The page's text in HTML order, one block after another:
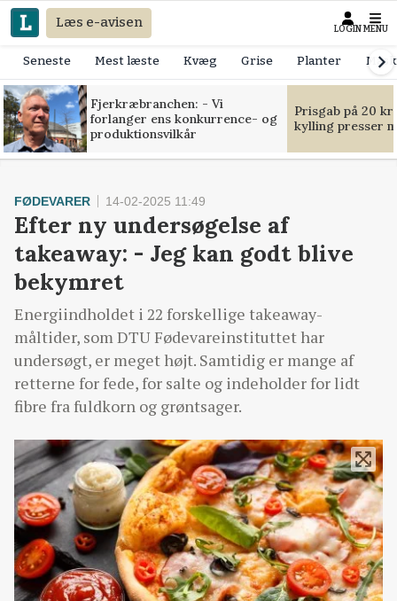
Læs e-avisen LOGIN MENU
Seneste Mest læste Kvæg Grise Planter
Fjerkræbranchen: - Vi
forlanger ens konkurrence- og
produktionsvilkår
Prisgab på 20
kylling presser
FØDEVARER 14-02-2025 11:49
Efter ny undersøgelse af
takeaway: - Jeg kan godt blive
bekymret
Energiindholdet i 22 forskellige takeaway-
måltider, som DTU Fødevareinstituttet har
undersøgt, er meget højt. Samtidig er mange af
retterne for fede, for salte og indeholder for lidt
fibre fra fuldkorn og grøntsager.